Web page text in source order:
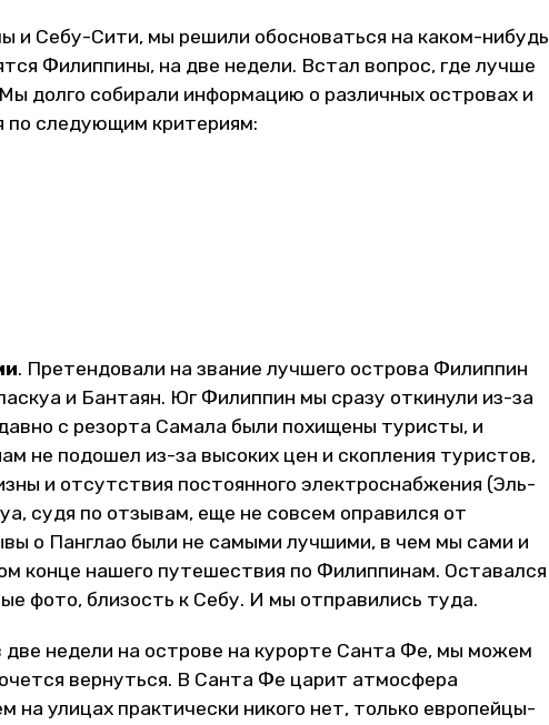
и Себу-Сити, мы решили обосноваться на каком-нибудь
Филиппины, на две недели. Встал вопрос, где лучше
долго собирали информацию о различных островах и
по следующим критериям:
. Претендовали на звание лучшего острова Филиппин
и Бантаян. Юг Филиппин мы сразу откинули из-за
с резорта Самала были похищены туристы, и
не подошел из-за высоких цен и скопления туристов,
и отсутствия постоянного электроснабжения (Эль-
судя по отзывам, еще не совсем оправился от
о Панглао были не самыми лучшими, в чем мы сами и
конце нашего путешествия по Филиппинам. Оставался
фото, близость к Себу. И мы отправились туда.
две недели на острове на курорте Санта Фе, мы можем
вернуться. В Санта Фе царит атмосфера
на улицах практически никого нет, только европейцы-